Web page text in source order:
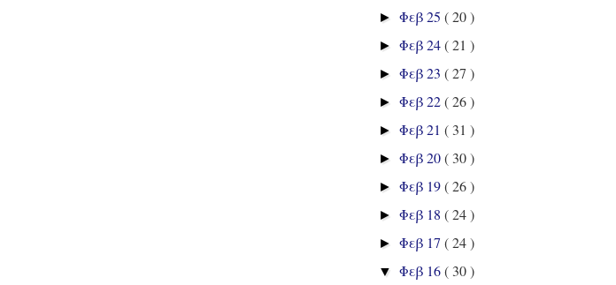
►Φεβ 25( 20 )
►Φεβ 24( 21 )
►Φεβ 23( 27 )
►Φεβ 22( 26 )
►Φεβ 21( 31 )
►Φεβ 20( 30 )
►Φεβ 19( 26 )
►Φεβ 18( 24 )
►Φεβ 17( 24 )
▼Φεβ 16( 30 )